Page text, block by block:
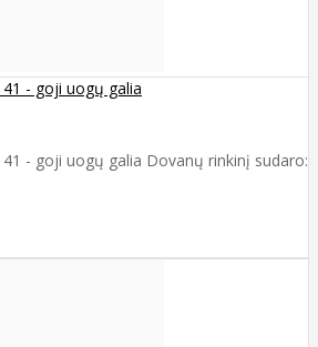
41 - goji uogų galia
41 - goji uogų galia Dovanų rinkinį sudaro: